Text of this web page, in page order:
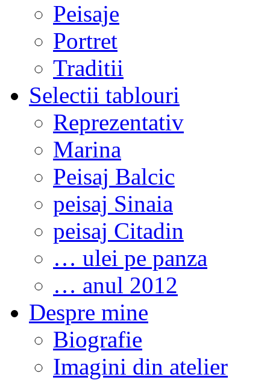
Peisaje
Portret
Traditii
Selectii tablouri
Reprezentativ
Marina
Peisaj Balcic
peisaj Sinaia
peisaj Citadin
… ulei pe panza
… anul 2012
Despre mine
Biografie
Imagini din atelier